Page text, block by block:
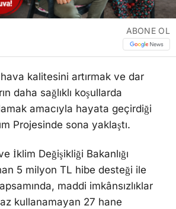
ABONE OL
kalitesini artırmak ve dar
daha sağlıklı koşullarda
amacıyla hayata geçirdiği
Projesinde sona yaklaştı.
İklim Değişikliği Bakanlığı
5 milyon TL hibe desteği ile
maddi imkânsızlıklar
kullanamayan 27 hane